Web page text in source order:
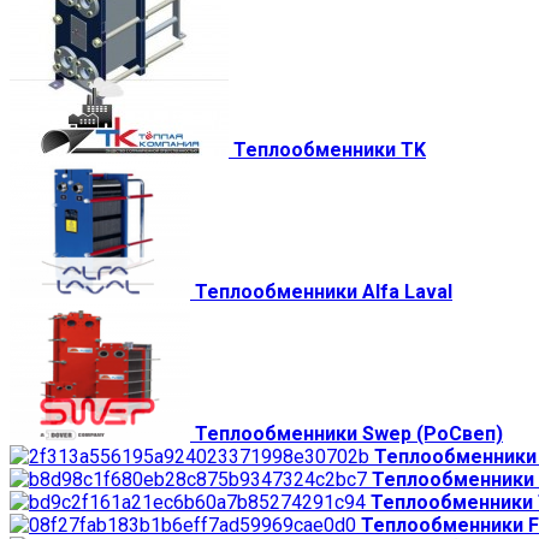
Теплообменники TK
Теплообменники Alfa Laval
Теплообменники Swep (РоСвеп)
Теплообменники
Теплообменники
Теплообменники
Теплообменники